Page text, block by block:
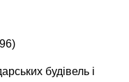
будівель і